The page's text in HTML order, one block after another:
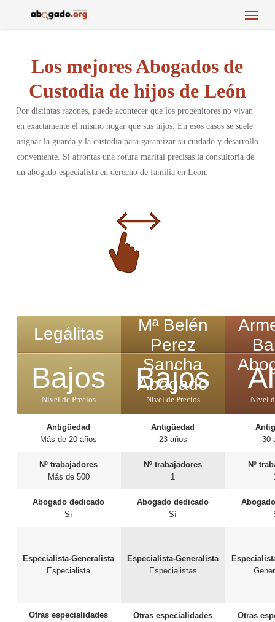
Menu
Los mejores Abogados de
Custodia de hijos de León
Por distintas razones, puede acontecer que los progenitores no vivan
en exactamente el mismo hogar que sus hijos. En esos casos se suele
asignar la guarda y la custodia para garantizar su cuidado y desarrollo
conveniente. Si afrontas una rotura marital precisas la consultoría de
un abogado especialista en derecho de familia en León.
Legálitas
Bajos
Nivel de Precios
Antigüedad
Más de 20 años
Nº trabajadores
Más de 500
Abogado dedicado
Sí
Especialista-Generalista
Especialista
Otras especialidades
Mª Belén
Perez
Sancha
Abogado
Bajos
Nivel de Precios
Antigüedad
23 años
Nº trabajadores
1
Abogado dedicado
Sí
Especialista-Generalista
Especialistas
Otras especialidades
Nivel
30
Nº
Otras